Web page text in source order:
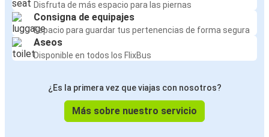
Disfruta de más espacio para las piernas
Consigna de equipajes
Espacio para guardar tus pertenencias de forma segura
Aseos
Disponible en todos los FlixBus
¿Es la primera vez que viajas con nosotros?
Más sobre nuestro servicio